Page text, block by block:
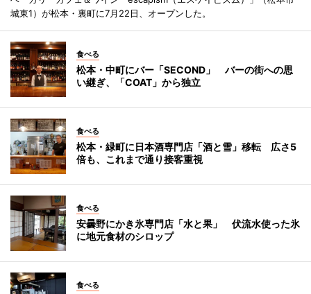
城東1）が松本・裏町に7月22日、オープンした。
食べる
松本・中町にバー「SECOND」 バーの街への思
い継ぎ、「COAT」から独立
食べる
松本・緑町に日本酒専門店「酒と雪」移転 広さ5
倍も、これまで通り接客重視
食べる
安曇野にかき氷専門店「水と果」 伏流水使った氷
に地元食材のシロップ
食べる